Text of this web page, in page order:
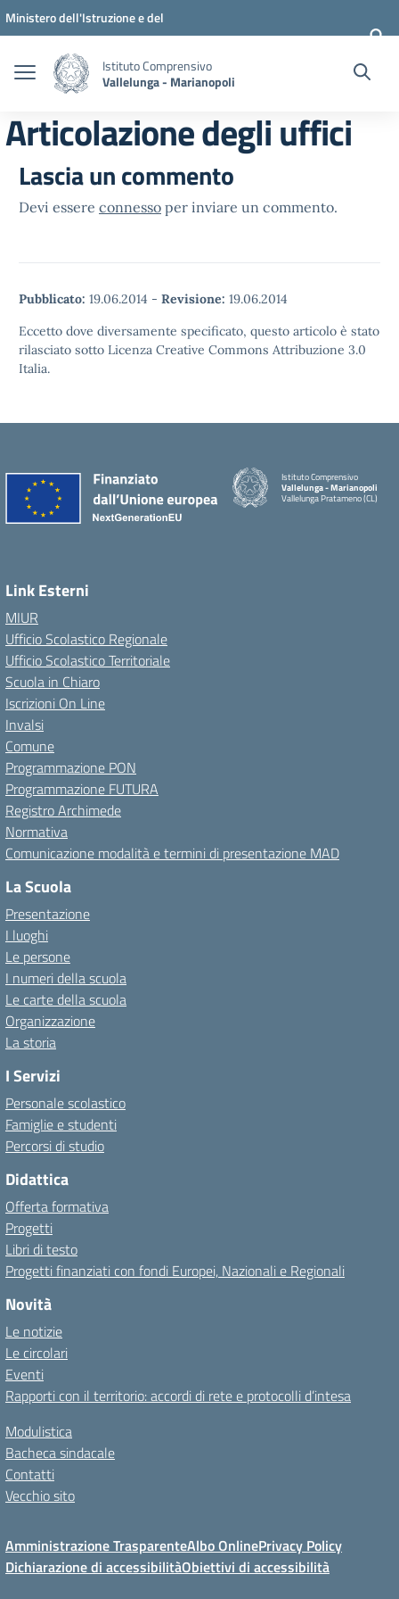
Vai ai contenuti
Vai al menu di navigazione
Vai al footer
Ministero dell'Istruzione e del
Istituto Comprensivo
Vallelunga - Marianopoli
Articolazione degli uffici
Lascia un commento
Devi essere connesso per inviare un commento.
Pubblicato: 19.06.2014 - Revisione: 19.06.2014
Eccetto dove diversamente specificato, questo articolo è stato
rilasciato sotto Licenza Creative Commons Attribuzione 3.0
Italia.
Istituto Comprensivo
Vallelunga - Marianopoli
Vallelunga Pratameno (CL)
Link Esterni
MIUR
Ufficio Scolastico Regionale
Ufficio Scolastico Territoriale
Scuola in Chiaro
Iscrizioni On Line
Invalsi
Comune
Programmazione PON
Programmazione FUTURA
Registro Archimede
Normativa
Comunicazione modalità e termini di presentazione MAD
La Scuola
Presentazione
I luoghi
Le persone
I numeri della scuola
Le carte della scuola
Organizzazione
La storia
I Servizi
Personale scolastico
Famiglie e studenti
Percorsi di studio
Didattica
Offerta formativa
Progetti
Libri di testo
Progetti finanziati con fondi Europei, Nazionali e Regionali
Novità
Le notizie
Le circolari
Eventi
Rapporti con il territorio: accordi di rete e protocolli d’intesa
Modulistica
Bacheca sindacale
Contatti
Vecchio sito
Amministrazione TrasparenteAlbo OnlinePrivacy Policy
Dichiarazione di accessibilitàObiettivi di accessibilità